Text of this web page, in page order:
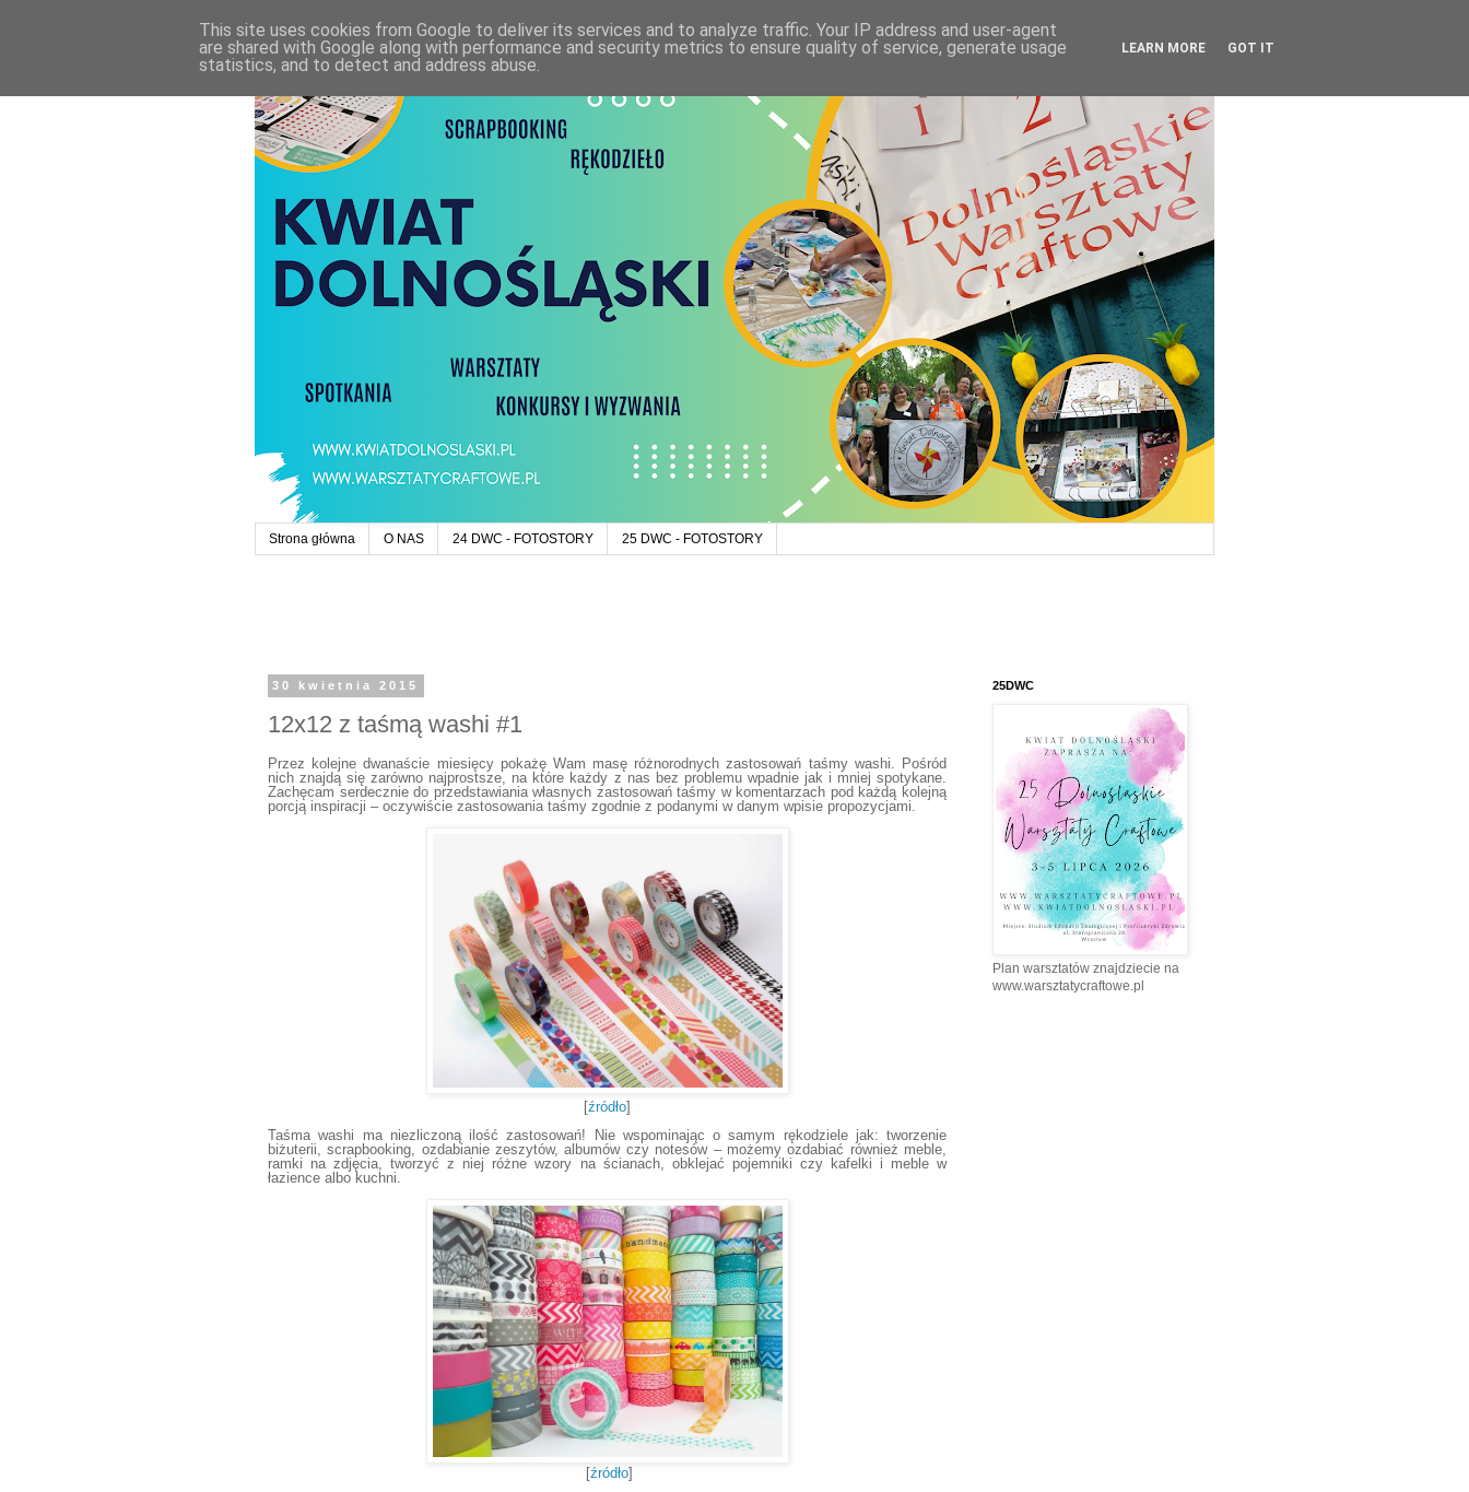
Strona główna O NAS 24 DWC - FOTOSTORY 25 DWC - FOTOSTORY
30 kwietnia 2015
12x12 z taśmą washi #1
Przez kolejne dwanaście miesięcy pokażę Wam masę różnorodnych zastosowań taśmy washi. Pośród
nich znajdą się zarówno najprostsze, na które każdy z nas bez problemu wpadnie jak i mniej spotykane.
Zachęcam serdecznie do przedstawiania własnych zastosowań taśmy w komentarzach pod każdą kolejną
porcją inspiracji – oczywiście zastosowania taśmy zgodnie z podanymi w danym wpisie propozycjami.
[źródło]
Taśma washi ma niezliczoną ilość zastosowań! Nie wspominając o samym rękodziele jak: tworzenie
biżuterii, scrapbooking, ozdabianie zeszytów, albumów czy notesów – możemy ozdabiać również meble,
ramki na zdjęcia, tworzyć z niej różne wzory na ścianach, obklejać pojemniki czy kafelki i meble w
łazience albo kuchni.
[źródło]
25DWC
Plan warsztatów znajdziecie na
www.warsztatycraftowe.pl
This site uses cookies from Google to deliver its services and to analyze traffic. Your IP address and user-agent
are shared with Google along with performance and security metrics to ensure quality of service, generate usage
statistics, and to detect and address abuse.
LEARN MORE GOT IT